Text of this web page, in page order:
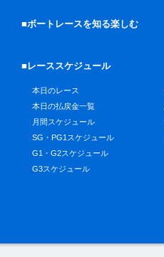
■ボートレースを知る楽しむ
■レーススケジュール
本日のレース
本日の払戻金一覧
月間スケジュール
SG・PG1スケジュール
G1・G2スケジュール
G3スケジュール